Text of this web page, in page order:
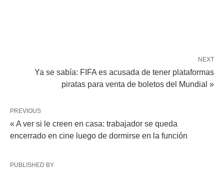
NEXT
Ya se sabía: FIFA es acusada de tener plataformas
piratas para venta de boletos del Mundial »
PREVIOUS
« A ver si le creen en casa: trabajador se queda
encerrado en cine luego de dormirse en la función
PUBLISHED BY